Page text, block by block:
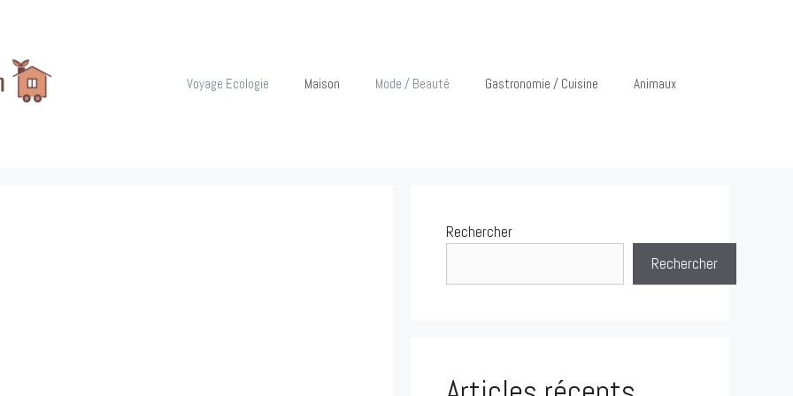
Voyage Ecologie Maison Mode / Beauté Gastronomie / Cuisine Animaux
Rechercher
Rechercher